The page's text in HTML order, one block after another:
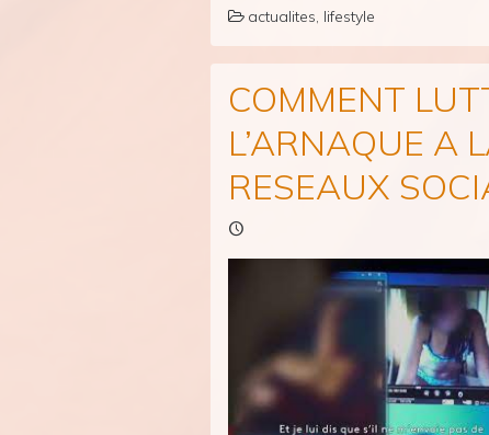
actualites, lifestyle
COMMENT
L’ARNAQUE A
RESEAUX